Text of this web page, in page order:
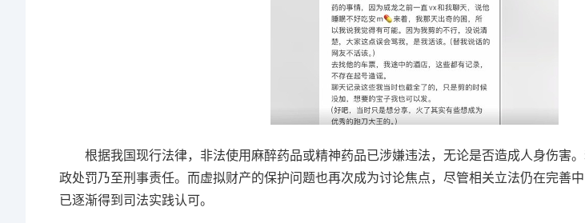
根据我国现行法律，非法使用麻醉药品或精神药品已涉嫌违法，无论是否造成人身伤害
政处罚乃至刑事责任。而虚拟财产的保护问题也再次成为讨论焦点，尽管相关立法仍在完善
已逐渐得到司法实践认可。